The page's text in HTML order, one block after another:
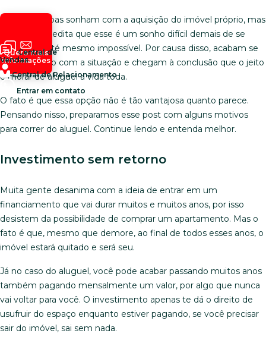
Quero mais
informações
Central de
Vendas
Central de Relacionamento
Entrar em contato
Muitas pessoas sonham com a aquisição do imóvel próprio, mas
a maioria acredita que esse é um sonho difícil demais de se
realizar, ou até mesmo impossível. Por causa disso, acabam se
conformando com a situação e chegam à conclusão que o jeito
é morar de aluguel a vida toda.
O fato é que essa opção não é tão vantajosa quanto parece.
Pensando nisso, preparamos esse post com alguns motivos
para correr do aluguel. Continue lendo e entenda melhor.
Investimento sem retorno
Muita gente desanima com a ideia de entrar em um
financiamento que vai durar muitos e muitos anos, por isso
desistem da possibilidade de comprar um apartamento. Mas o
fato é que, mesmo que demore, ao final de todos esses anos, o
imóvel estará quitado e será seu.
Já no caso do aluguel, você pode acabar passando muitos anos
também pagando mensalmente um valor, por algo que nunca
vai voltar para você. O investimento apenas te dá o direito de
usufruir do espaço enquanto estiver pagando, se você precisar
sair do imóvel, sai sem nada.